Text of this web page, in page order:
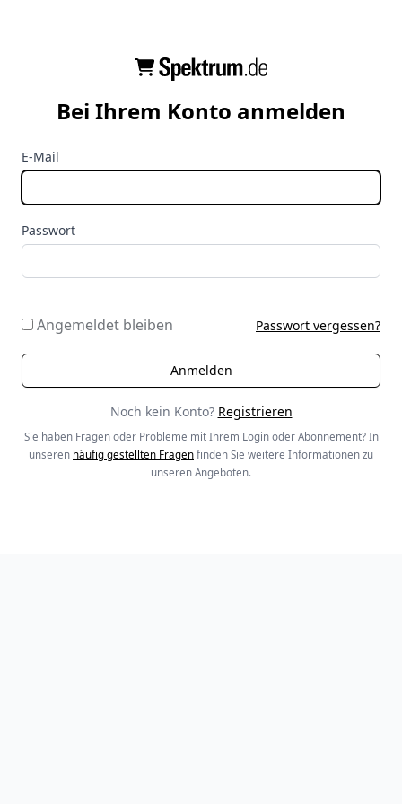
Bei Ihrem Konto anmelden
E-Mail
Passwort
Angemeldet bleiben Passwort vergessen?
Noch kein Konto? Registrieren
Sie haben Fragen oder Probleme mit Ihrem Login oder Abonnement? In
unseren häufig gestellten Fragen finden Sie weitere Informationen zu
unseren Angeboten.